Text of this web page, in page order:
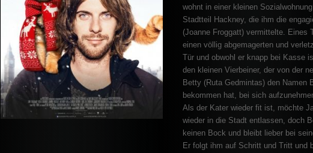
wohnt in einer kleinen
Stadtteil Hackney, die ihm die
(Joanne Froggatt) vermittelte. Eines
einen völlig abgemagerten und
Tür und obwohl er knapp bei Kasse
den kleinen Vierbeiner, der von der
Betty (Ruta Gedmintas) den Namen
bekommen hat, bei sich
Als der Kater wieder fit ist, möchte
wieder in die Stadt entlassen, doch
keinen Bock und bleibt lieber bei
Er folgt ihm auf Schritt und Tritt und